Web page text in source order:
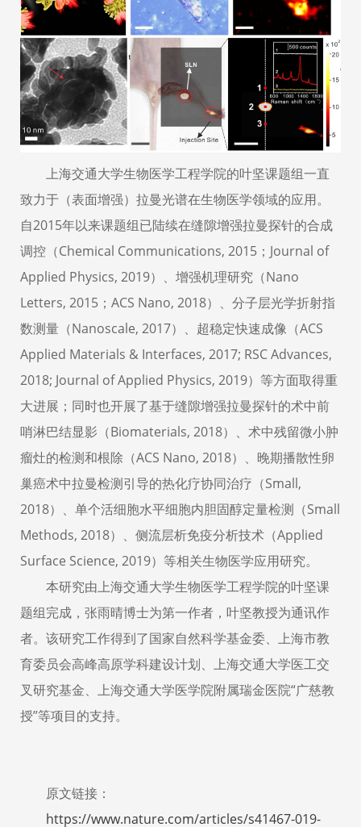
上海交通大学生物医学工程学院的叶坚课题组一直
致力于（表面增强）拉曼光谱在生物医学领域的应用。
自2015年以来课题组已陆续在缝隙增强拉曼探针的合成
调控（Chemical Communications, 2015；Journal of
Applied Physics, 2019）、增强机理研究（Nano
Letters, 2015；ACS Nano, 2018）、分子层光学折射指
数测量（Nanoscale, 2017）、超稳定快速成像（ACS
Applied Materials & Interfaces, 2017; RSC Advances,
2018; Journal of Applied Physics, 2019）等方面取得重
大进展；同时也开展了基于缝隙增强拉曼探针的术中前
哨淋巴结显影（Biomaterials, 2018）、术中残留微小肿
瘤灶的检测和根除（ACS Nano, 2018）、晚期播散性卵
巢癌术中拉曼检测引导的热化疗协同治疗（Small,
2018）、单个活细胞水平细胞内胆固醇定量检测（Small
Methods, 2018）、侧流层析免疫分析技术（Applied
Surface Science, 2019）等相关生物医学应用研究。
本研究由上海交通大学生物医学工程学院的叶坚课
题组完成，张雨晴博士为第一作者，叶坚教授为通讯作
者。该研究工作得到了国家自然科学基金委、上海市教
育委员会高峰高原学科建设计划、上海交通大学医工交
叉研究基金、上海交通大学医学院附属瑞金医院“广慈教
授”等项目的支持。
原文链接：
https://www.nature.com/articles/s41467-019-